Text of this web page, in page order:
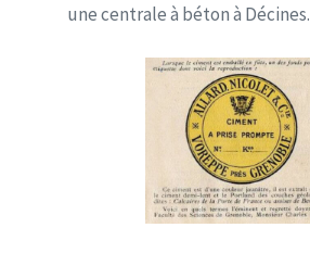
une centrale à béton à Décines.